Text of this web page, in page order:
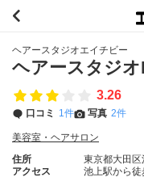
ヘアースタジオエイチビー
ヘアースタジ
3.26
口コミ 1件 写真 2件
美容室・ヘアサロン
住所
東京都大田区
アクセス
池上駅から徒